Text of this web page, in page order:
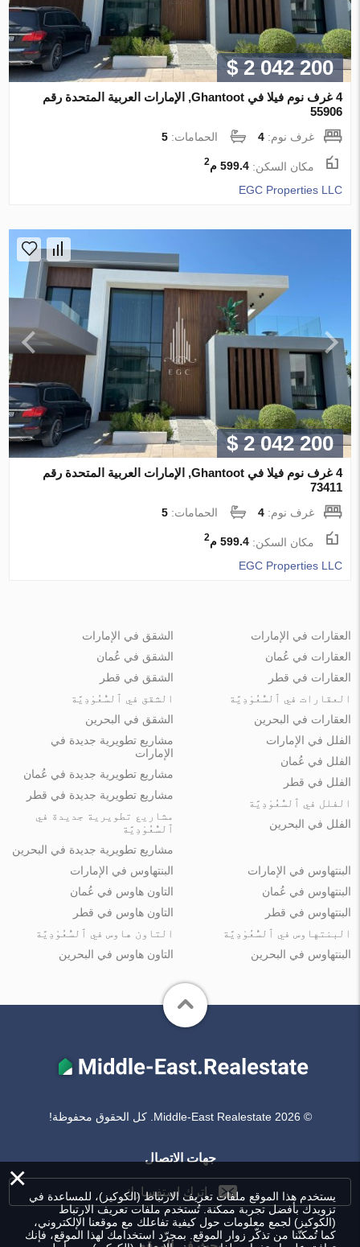
$ 2 042 200
4 غرف نوم فيلا في Ghantoot, الإمارات العربية المتحدة رقم
55906
غرف نوم:4 الحمامات:5
مكان السكن:599.4 م 2
EGC Properties LLC
$ 2 042 200
4 غرف نوم فيلا في Ghantoot, الإمارات العربية المتحدة رقم
73411
غرف نوم:4 الحمامات:5
مكان السكن:599.4 م 2
EGC Properties LLC
العقارات في الإمارات
العقارات في عُمان
العقارات في قطر
العقارات في ٱلسُّعُوْدِيَّة
العقارات في البحرين
الشقق في الإمارات
الشقق في عُمان
الشقق في قطر
الشقق في ٱلسُّعُوْدِيَّة
الشقق في البحرين
الفلل في الإمارات
الفلل في عُمان
الفلل في قطر
الفلل في ٱلسُّعُوْدِيَّة
الفلل في البحرين
مشاريع تطويرية جديدة في
الإمارات
مشاريع تطويرية جديدة في عُمان
مشاريع تطويرية جديدة في قطر
مشاريع تطويرية جديدة في
ٱلسُّعُوْدِيَّة
مشاريع تطويرية جديدة في البحرين
البنتهاوس في الإمارات
البنتهاوس في عُمان
البنتهاوس في قطر
البنتهاوس في ٱلسُّعُوْدِيَّة
البنتهاوس في البحرين
البنتهاوس في الإمارات
التاون هاوس في عُمان
التاون هاوس في قطر
التاون هاوس في ٱلسُّعُوْدِيَّة
التاون هاوس في البحرين
© Middle-East Realestate 2026. كل الحقوق محفوظة!
جهات الاتصال
اترك استفسارك ×
يستخدم هذا الموقع ملفات تعريف الارتباط (الكوكيز)، للمساعدة في
تزويدك بأفضل تجربة ممكنة. تُستخدم ملفات تعريف الارتباط
(الكوكيز) لجمع معلومات حول كيفية تفاعلك مع موقعنا الإلكتروني،
كما تُمكنّنا من تذكّر زوار الموقع. بمجرّد استخدامك لهذا الموقع، فإنك